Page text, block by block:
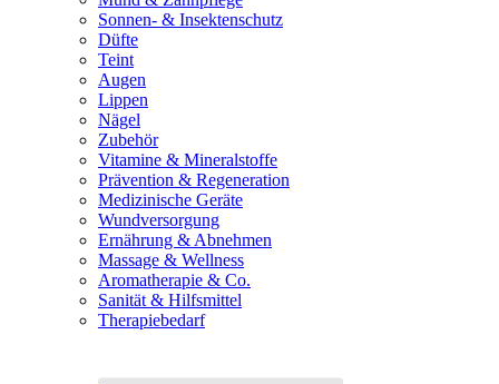
Sonnen- & Insektenschutz
Düfte
Teint
Augen
Lippen
Nägel
Zubehör
Vitamine & Mineralstoffe
Prävention & Regeneration
Medizinische Geräte
Wundversorgung
Ernährung & Abnehmen
Massage & Wellness
Aromatherapie & Co.
Sanität & Hilfsmittel
Therapiebedarf